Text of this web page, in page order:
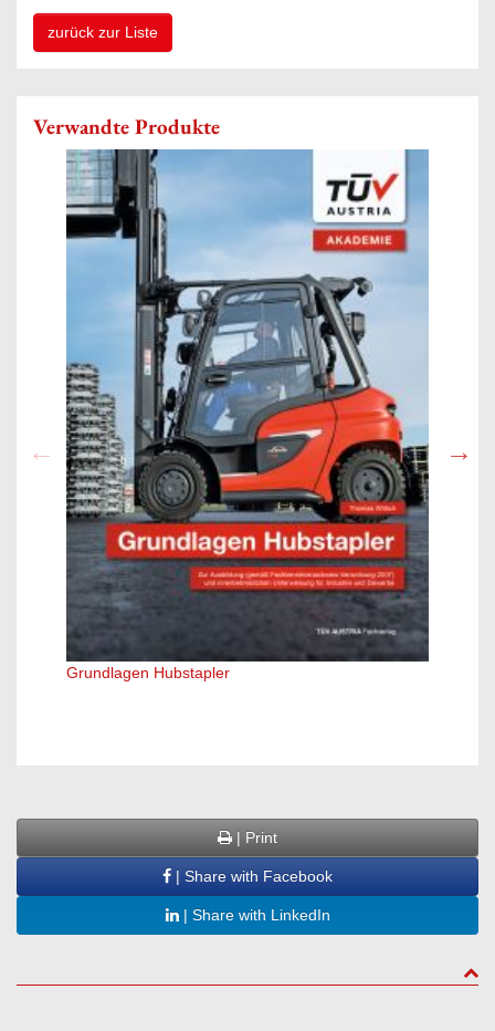
zurück zur Liste
Verwandte Produkte
Grundlagen Hubstapler
| Print
| Share with Facebook
| Share with LinkedIn
to